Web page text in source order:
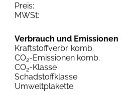
Preis:
MWSt:
Verbrauch und Emissionen
Kraftstoffverbr. komb.
CO2-Emissionen komb.
CO2-Klasse
Schadstoffklasse
Umweltplakette